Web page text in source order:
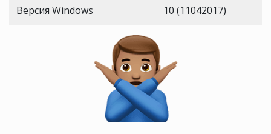
Версия Windows 10 (11042017)